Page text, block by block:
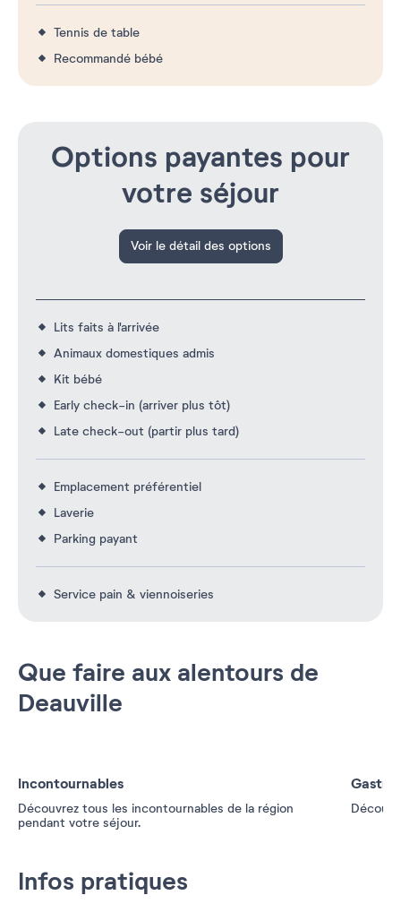
Tennis de table
Recommandé bébé
Options payantes pour
votre séjour
Voir le détail des options
Lits faits à l'arrivée
Animaux domestiques admis
Kit bébé
Early check-in (arriver plus tôt)
Late check-out (partir plus tard)
Emplacement préférentiel
Laverie
Parking payant
Service pain & viennoiseries
Que faire aux alentours de
Deauville
Incontournables
Découvrez tous les incontournables de la région
pendant votre séjour.
Infos pratiques